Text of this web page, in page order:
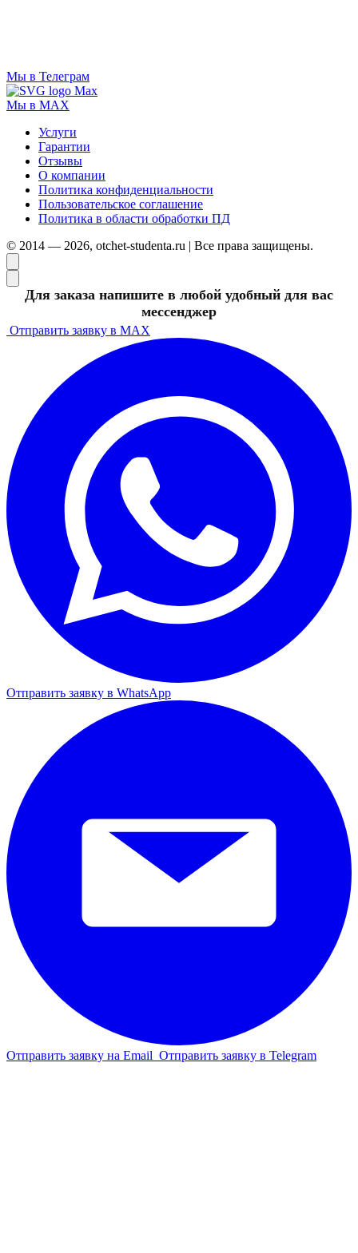
Мы в Телеграм
Мы в MAX
Услуги
Гарантии
Отзывы
О компании
Политика конфиденциальности
Пользовательское соглашение
Политика в области обработки ПД
© 2014 — 2026, otchet-studenta.ru | Все права защищены.
Для заказа напишите в любой удобный для вас
мессенджер
Отправить заявку в MAX
Отправить заявку в WhatsApp
Отправить заявку на Email Отправить заявку в Telegram